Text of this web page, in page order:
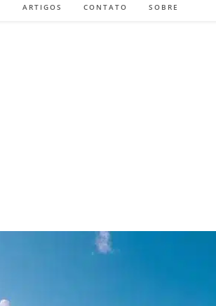
ARTIGOS CONTATO SOBRE